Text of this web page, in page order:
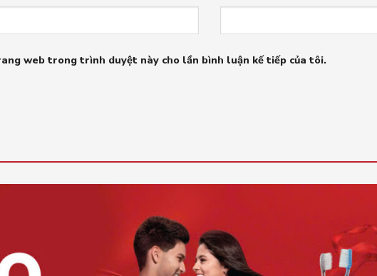
web trong trình duyệt này cho lần bình luận kế tiếp của tôi.